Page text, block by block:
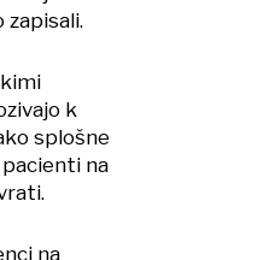
k
splošne
na
na